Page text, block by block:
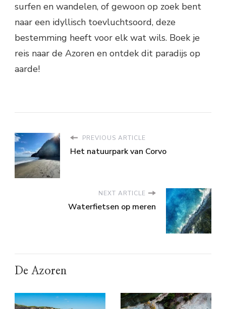
surfen en wandelen, of gewoon op zoek bent
naar een idyllisch toevluchtsoord, deze
bestemming heeft voor elk wat wils. Boek je
reis naar de Azoren en ontdek dit paradijs op
aarde!
PREVIOUS ARTICLE
Het natuurpark van Corvo
NEXT ARTICLE
Waterfietsen op meren
De Azoren